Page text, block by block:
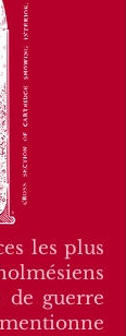
les plus
de guerre